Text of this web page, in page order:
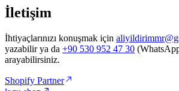
İletişim
İhtiyaçlarınızı konuşmak için
yazabilir ya da +90 530 952 47 30
arayabilirsiniz.
Shopify Partner